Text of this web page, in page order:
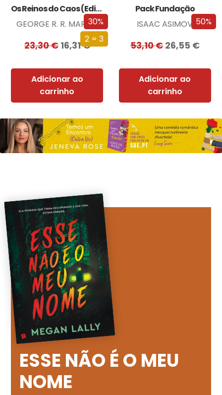
30%
2 = 3
Os Reinos do Caos (Edição especial limitada)
GEORGE R. R. MARTIN
23,30€ 16,31€
Adicionar ao
carrinho
50%
Pack Fundação
ISAAC ASIMOV
53,10€ 26,55 €
Adicionar ao
carrinho
ESSE NÃO É O MEU
NOME